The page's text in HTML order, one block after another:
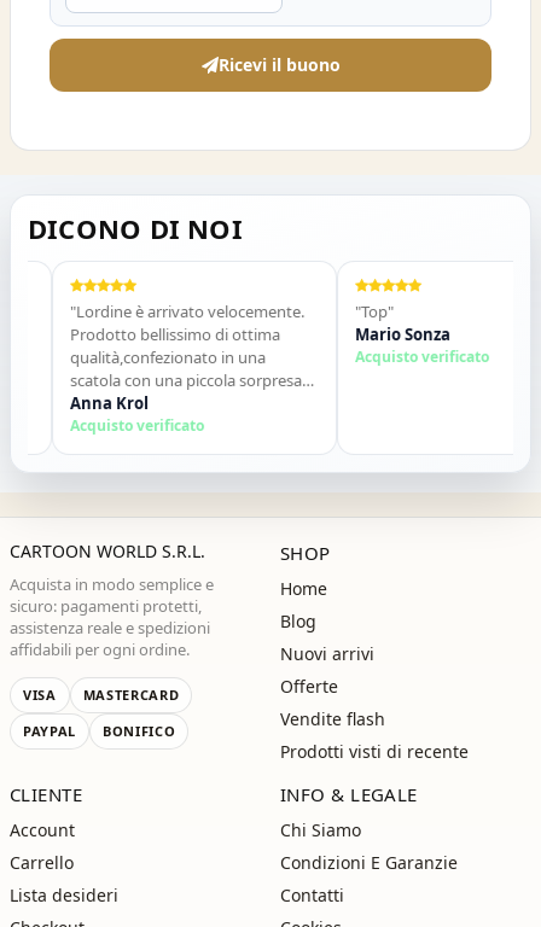
Ricevi il buono
DICONO DI NOI
"Lordine è arrivato velocemente.
Prodotto bellissimo di ottima
qualità,confezionato in una
scatola con una piccola sorpresa
allinterno. Tutto perfetto. Lo
consiglio vivamente. Grazie ,alla
prossima!"
Anna Krol
Acquisto verificato
"Top"
Mario Sonza
Acquisto verificato
CARTOON WORLD S.R.L.
Acquista in modo semplice e
sicuro: pagamenti protetti,
assistenza reale e spedizioni
affidabili per ogni ordine.
VISA
MASTERCARD
PAYPAL
BONIFICO
SHOP
Home
Blog
Nuovi arrivi
Offerte
Vendite flash
Prodotti visti di recente
CLIENTE
Account
Carrello
Lista desideri
INFO & LEGALE
Chi Siamo
Condizioni E Garanzie
Contatti